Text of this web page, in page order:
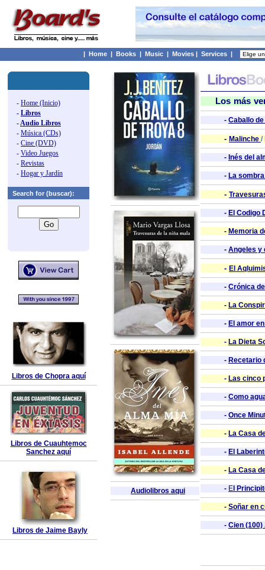
| Home | Books | Music | Movies | Services |
- Home (Inicio)
- Libros
-Audio Libros
- Música (CDs)
- Cine (DVD)
- Video Juegos
- Revistas
- Hogar y Jardín
Search for (buscar):
Libros de Chopra aquí
Libros de Cuauhtemoc
Sanchez aquí
Libros de Jaime Bayly
Audiolibros aqui
Los más
- Caballo
- Malinche /
- Inés del
- La
-
- El Codigo
- Memoria
- Angeles y
- El
- Crónica
- La
- El amor
- La Dieta
- Recetario
- Las cinco
- Como
- Once
- La Casa
- El
- La Casa
- E l
- Soñar en
- Cien (100)